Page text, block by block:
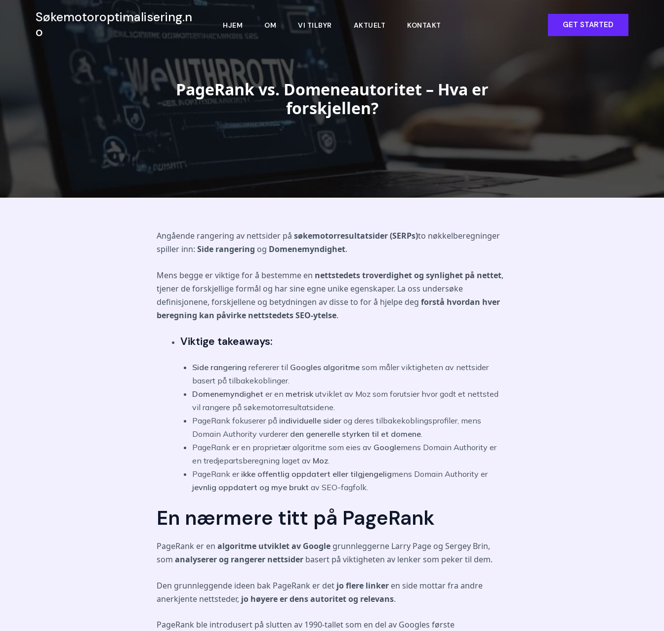
Søkemotoroptimalisering.n
o
HJEM OM VI TILBYR AKTUELT KONTAKT GET STARTED
PageRank vs. Domeneautoritet – Hva er
forskjellen?
Angående rangering av nettsider på søkemotorresultatsider (SERPs)to nøkkelberegninger
spiller inn: Side rangering og Domenemyndighet.
Mens begge er viktige for å bestemme en nettstedets troverdighet og synlighet på nettet,
tjener de forskjellige formål og har sine egne unike egenskaper. La oss undersøke
definisjonene, forskjellene og betydningen av disse to for å hjelpe deg forstå hvordan hver
beregning kan påvirke nettstedets SEO-ytelse.
Viktige takeaways:
Side rangering refererer til Googles algoritme som måler viktigheten av nettsider
basert på tilbakekoblinger.
Domenemyndighet er en metriskutviklet av Moz som forutsier hvor godt et nettsted
vil rangere på søkemotorresultatsidene.
PageRank fokuserer på individuelle sider og deres tilbakekoblingsprofiler, mens
Domain Authority vurderer den generelle styrken til et domene.
PageRank er en proprietær algoritme som eies av Googlemens Domain Authority er
en tredjepartsberegning laget av Moz.
PageRank er ikke offentlig oppdatert eller tilgjengeligmens Domain Authority er
jevnlig oppdatert og mye brukt av SEO-fagfolk.
En nærmere titt på PageRank
PageRank er en algoritme utviklet av Google grunnleggerne Larry Page og Sergey Brin,
som analyserer og rangerer nettsider basert på viktigheten av lenker som peker til dem.
Den grunnleggende ideen bak PageRank er det jo flere linker en side mottar fra andre
anerkjente nettsteder, jo høyere er dens autoritet og relevans.
PageRank ble introdusert på slutten av 1990-tallet som en del av Googles første